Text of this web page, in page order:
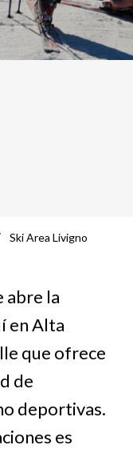
Ski Area Livigno
abre la
en Alta
que ofrece
de
deportivas.
es